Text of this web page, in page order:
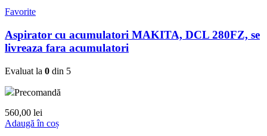
Favorite
Aspirator cu acumulatori MAKITA, DCL 280FZ, se
livreaza fara acumulatori
Evaluat la 0 din 5
Precomandă
560,00 lei
Adaugă în coș